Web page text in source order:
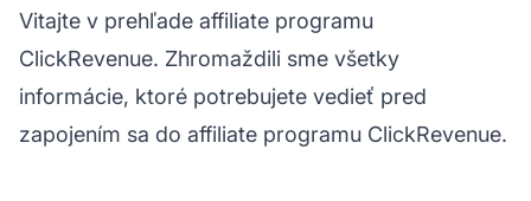
Vitajte v prehľade affiliate programu
ClickRevenue. Zhromaždili sme všetky
informácie, ktoré potrebujete vedieť pred
zapojením sa do affiliate programu ClickRevenue.